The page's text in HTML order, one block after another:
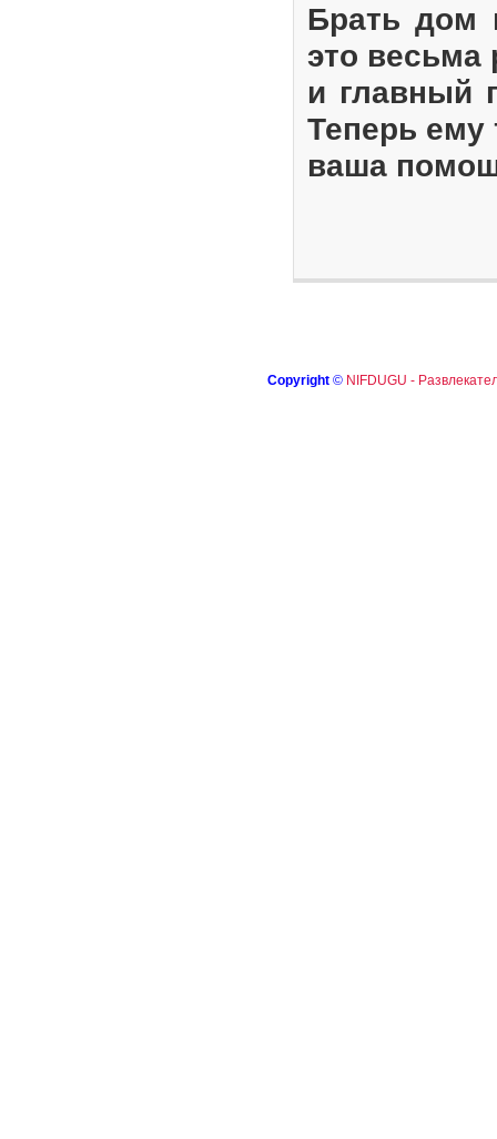
Брать дом
это весьма
и главный
Теперь ему
ваша
Copyright © NIFDUGU -